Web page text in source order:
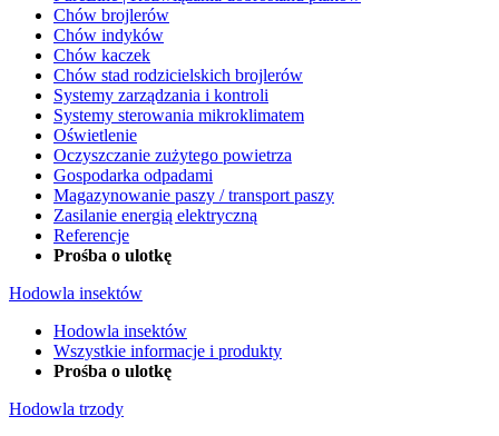
Chów brojlerów
Chów indyków
Chów kaczek
Chów stad rodzicielskich brojlerów
Systemy zarządzania i kontroli
Systemy sterowania mikroklimatem
Oświetlenie
Oczyszczanie zużytego powietrza
Gospodarka odpadami
Magazynowanie paszy / transport paszy
Zasilanie energią elektryczną
Referencje
Prośba o ulotkę
Hodowla insektów
Hodowla insektów
Wszystkie informacje i produkty
Prośba o ulotkę
Hodowla trzody